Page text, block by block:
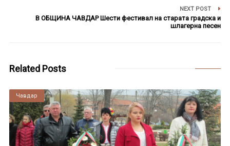
NEXT POST
В ОБЩИНА ЧАВДАР Шести фестивал на старата градска и
шлагерна песен
Related Posts
Чавдар